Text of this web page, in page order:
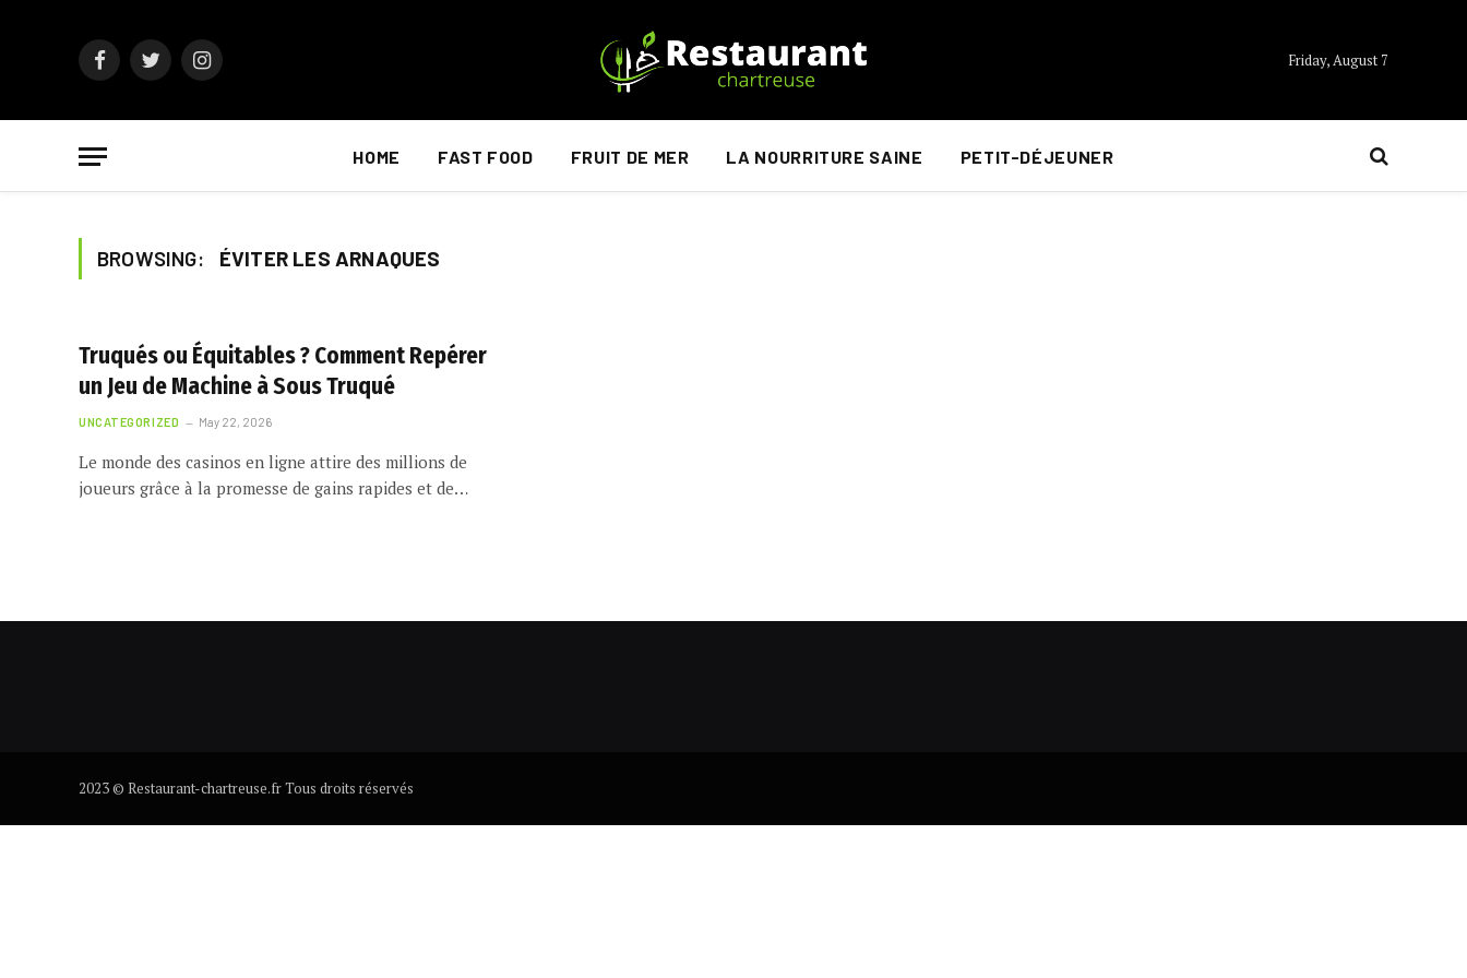
FacebookTwitterInstagram Friday, August 7
HOME FAST FOOD FRUIT DE MER LA NOURRITURE SAINE PETIT-DÉJEUNER
BROWSING: ÉVITER LES ARNAQUES
Truqués ou Équitables ? Comment Repérer
un Jeu de Machine à Sous Truqué
UNCATEGORIZED May 22, 2026
Le monde des casinos en ligne attire des millions de
joueurs grâce à la promesse de gains rapides et de…
2023 © Restaurant-chartreuse.fr Tous droits réservés